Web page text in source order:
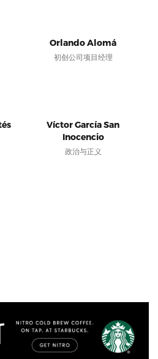
Orlando Alomá
初创公司项目经理
Víctor García San
Inocencio
政治与正义